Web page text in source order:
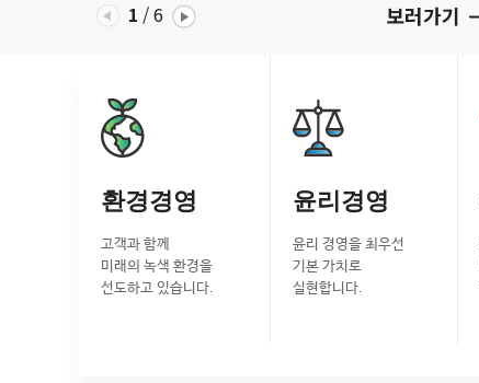
보러가기
1 /6
환경경영
고객과 함께
미래의 녹색 환경을
선도하고 있습니다.
윤리경영
윤리 경영을 최우선
기본 가치로
실현합니다.